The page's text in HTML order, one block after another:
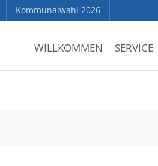
Kommunalwahl 2026
WILLKOMMEN SERVICE